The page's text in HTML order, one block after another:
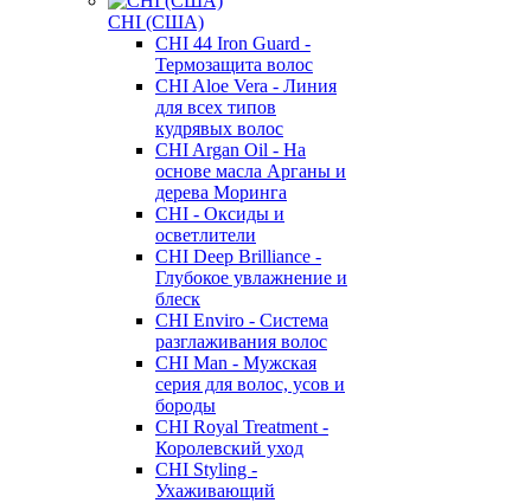
CHI (США)
CHI 44 Iron Guard -
Термозащита волос
CHI Aloe Vera - Линия
для всех типов
кудрявых волос
CHI Argan Oil - На
основе масла Арганы и
дерева Моринга
CHI - Оксиды и
осветлители
CHI Deep Brilliance -
Глубокое увлажнение и
блеск
CHI Enviro - Система
разглаживания волос
CHI Man - Мужская
серия для волос, усов и
бороды
CHI Royal Treatment -
Королевский уход
CHI Styling -
Ухаживающий